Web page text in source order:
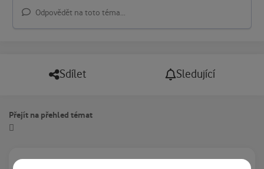
Odpovědět na toto téma...
Sdílet Sledující
Přejít na přehled témat